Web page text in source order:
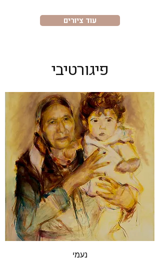
עוד ציורים
פיגורטיבי
נעמי